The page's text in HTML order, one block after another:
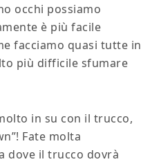
occhi possiamo
è più facile
facciamo quasi tutte in
più difficile sfumare
in su con il trucco,
Fate molta
dove il trucco dovrà